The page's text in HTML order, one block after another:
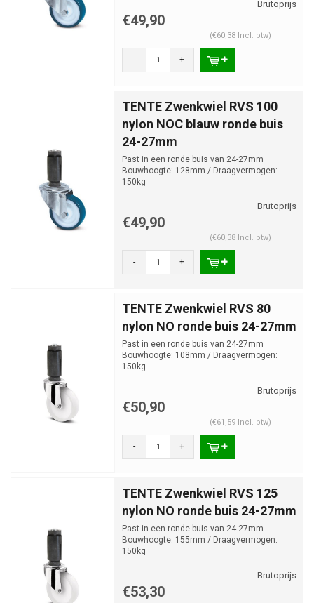
€49,90
(€60,38 Incl. btw)
- +
TENTE Zwenkwiel RVS 100
nylon NOC blauw ronde buis
24-27mm
Past in een ronde buis van 24-27mm
Bouwhoogte: 128mm / Draagvermogen:
150kg
€49,90
(€60,38 Incl. btw)
- +
TENTE Zwenkwiel RVS 80
nylon NO ronde buis 24-27mm
Past in een ronde buis van 24-27mm
Bouwhoogte: 108mm / Draagvermogen:
150kg
€50,90
(€61,59 Incl. btw)
- +
TENTE Zwenkwiel RVS 125
nylon NO ronde buis 24-27mm
Past in een ronde buis van 24-27mm
Bouwhoogte: 155mm / Draagvermogen:
150kg
€53,30